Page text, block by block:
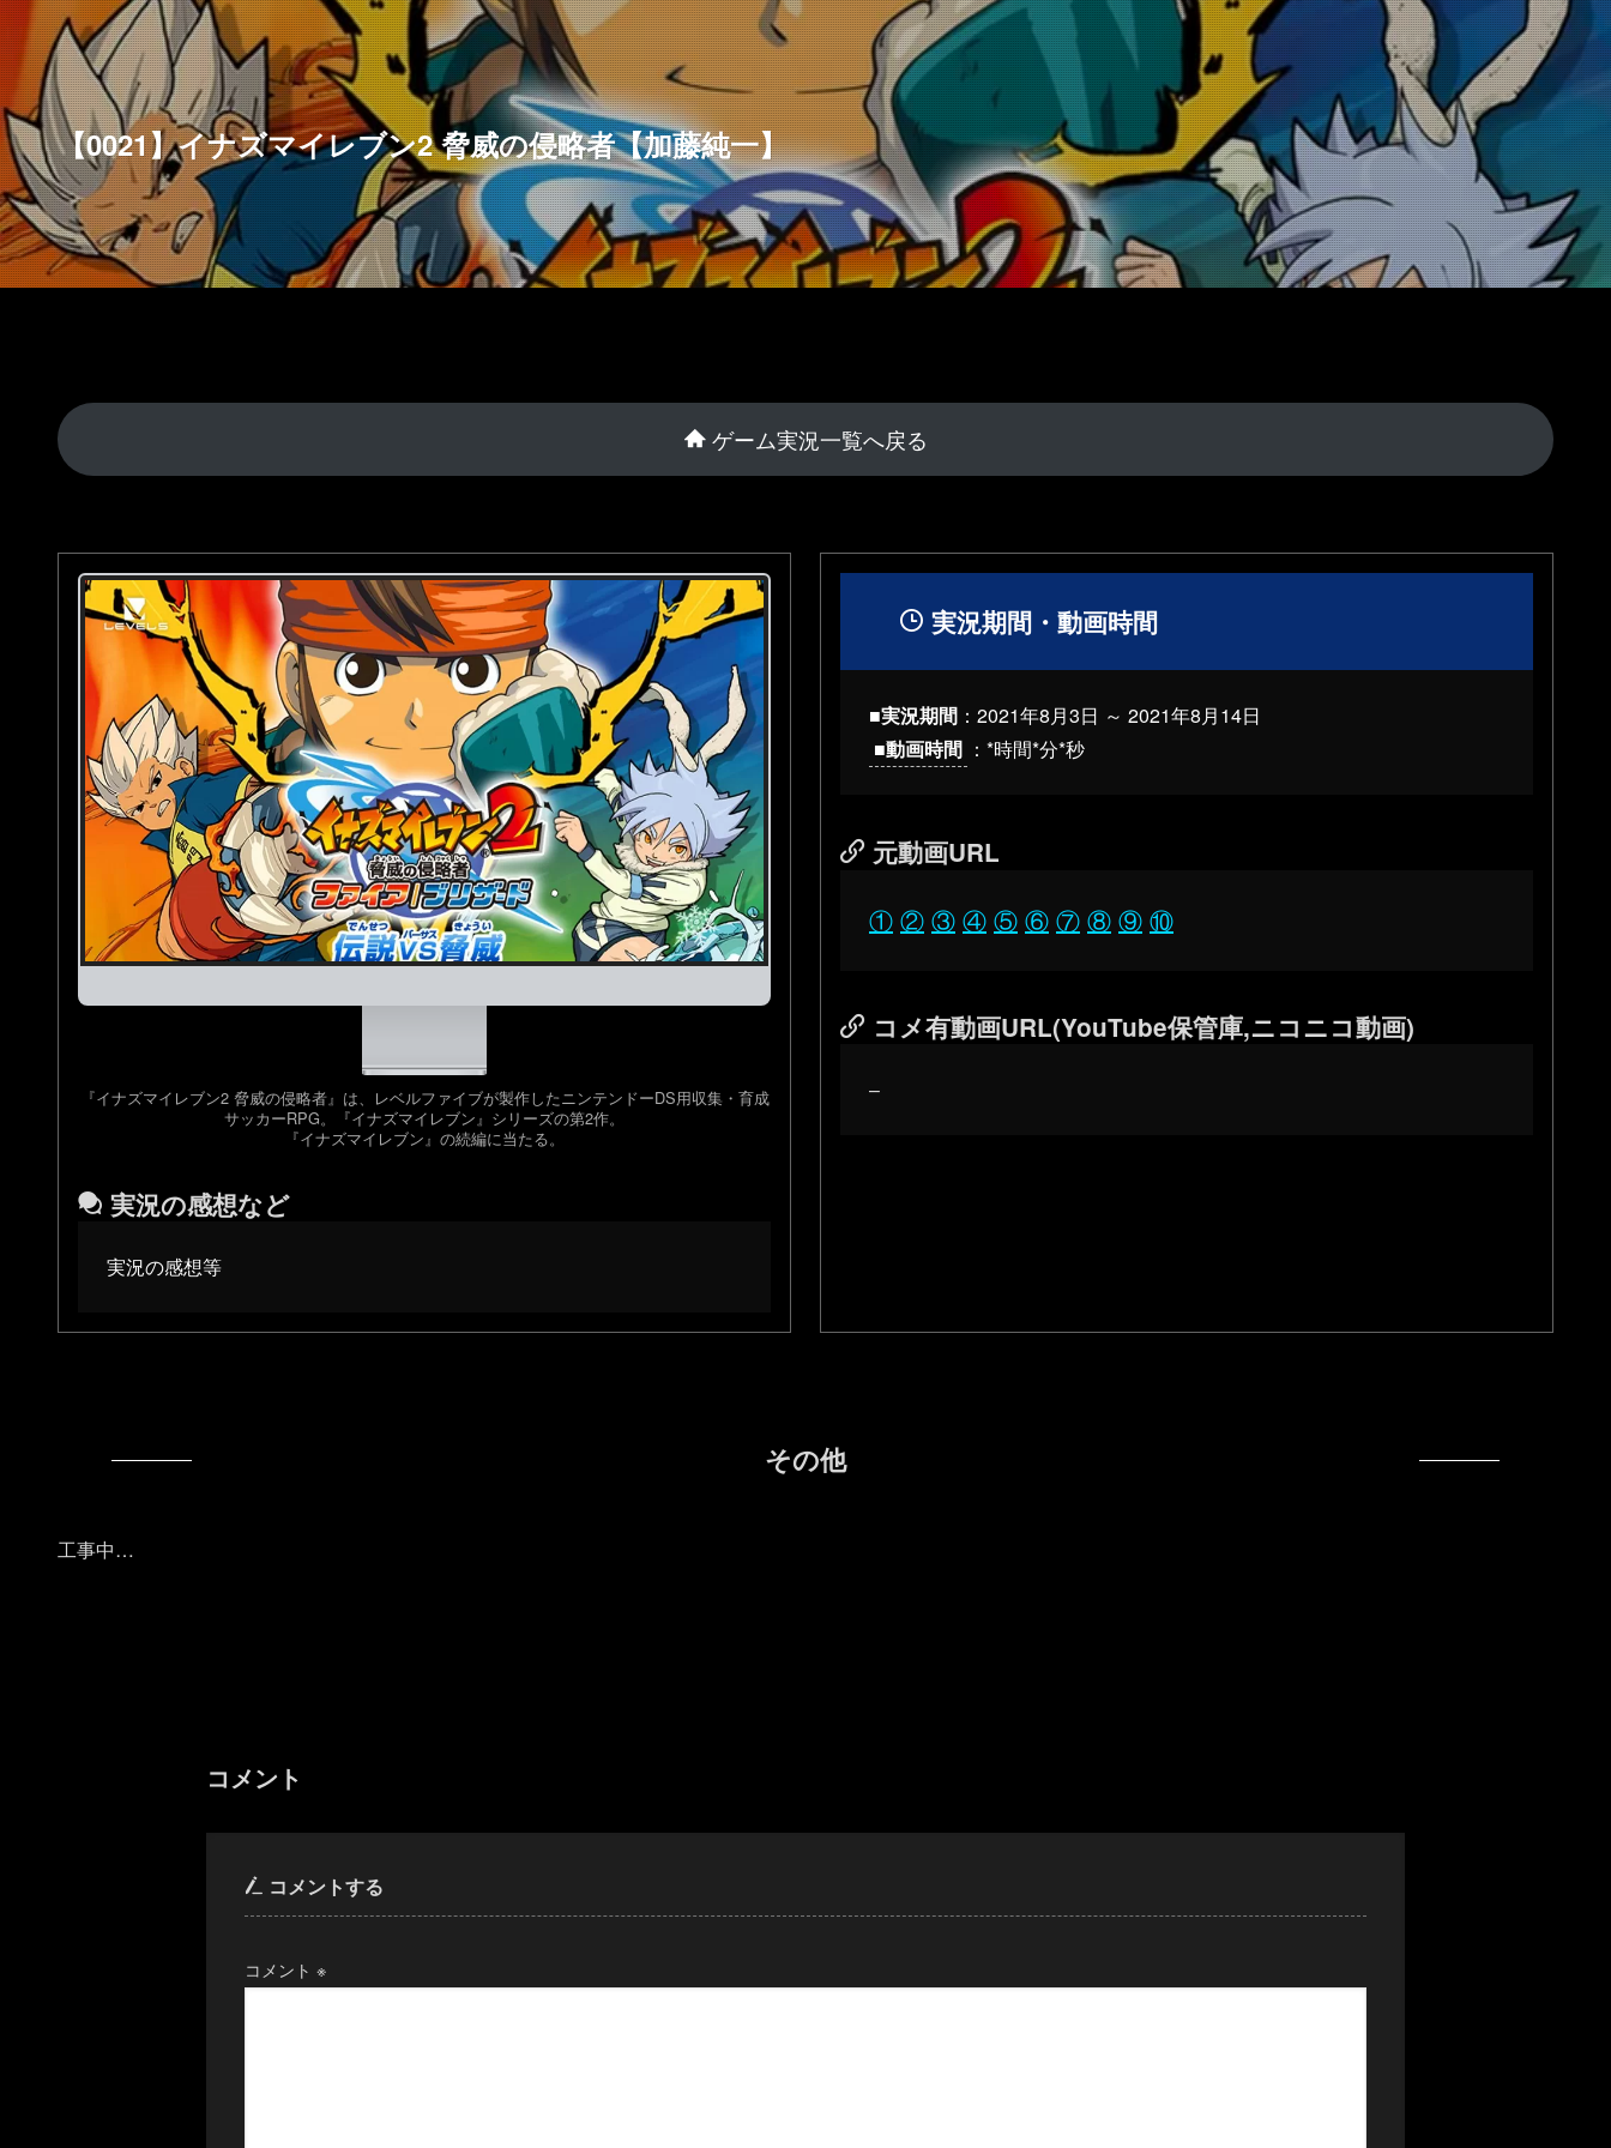
【0021】イナズマイレブン2 脅威の侵略者【加藤純一】
ゲーム実況一覧へ戻る
『イナズマイレブン2 脅威の侵略者』は、レベルファイブが製作したニンテンドーDS用収集・育成
サッカーRPG。『イナズマイレブン』シリーズの第2作。
『イナズマイレブン』の続編に当たる。
実況の感想など
実況の感想等
実況期間・動画時間
■実況期間 ： 2021年8月3日 ～ 2021年8月14日
■動画時間 ：*時間*分*秒
元動画URL
① ② ③ ④ ⑤ ⑥ ⑦ ⑧ ⑨ ⑩
コメ有動画URL(YouTube保管庫,ニコニコ動画)
–
その他
工事中…
コメント
コメントする
コメント ※